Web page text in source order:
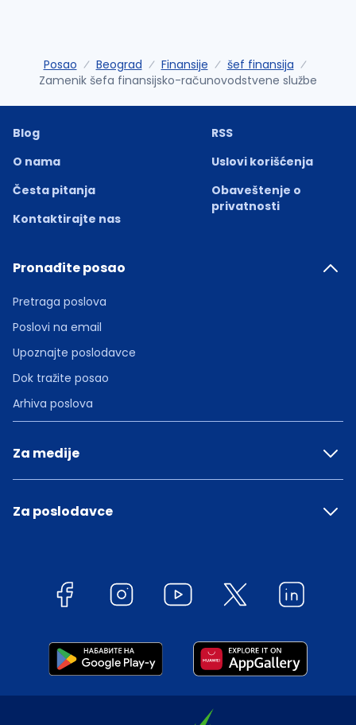
Posao Beograd Finansije
šef finansija
Zamenik šefa finansijsko-računovodstvene službe
Blog
O nama
Česta pitanja
Kontaktirajte nas
RSS
Uslovi korišćenja
Obaveštenje o
privatnosti
Pronađite posao
Pretraga poslova
Poslovi na email
Upoznajte poslodavce
Dok tražite posao
Arhiva poslova
Za medije
Za poslodavce